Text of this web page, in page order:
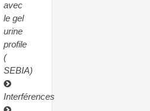
avec
le gel
urine
profile
(
SEBIA)
Interférences